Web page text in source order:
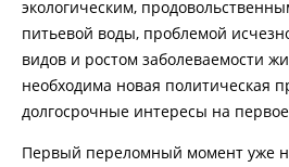
экологическим,
питьевой воды, проблемой
видов и ростом заболеваемости
необходима новая политическая
долгосрочные интересы на
Первый переломный момент уже